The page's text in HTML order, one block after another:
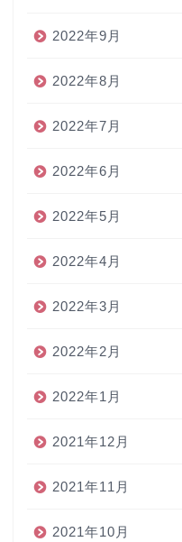
2022年9月
2022年8月
2022年7月
2022年6月
2022年5月
2022年4月
2022年3月
2022年2月
2022年1月
2021年12月
2021年11月
2021年10月